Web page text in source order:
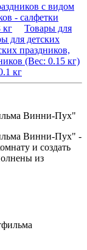
с видом
- салфетки
кг
Товары для
для детских
праздников,
(Вес: 0.15 кг)
кг
Винни-Пух"
Винни-Пух" -
и создать
из